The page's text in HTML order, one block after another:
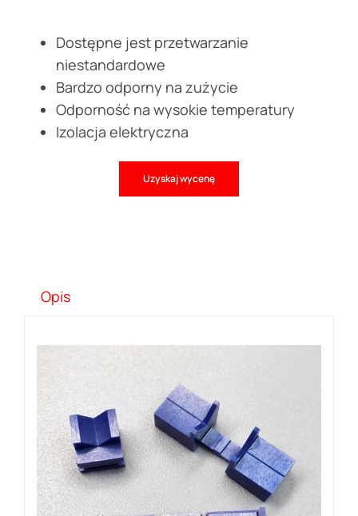
Dostępne jest przetwarzanie
niestandardowe
Bardzo odporny na zużycie
Odporność na wysokie temperatury
Izolacja elektryczna
Uzyskaj wycenę
Opis